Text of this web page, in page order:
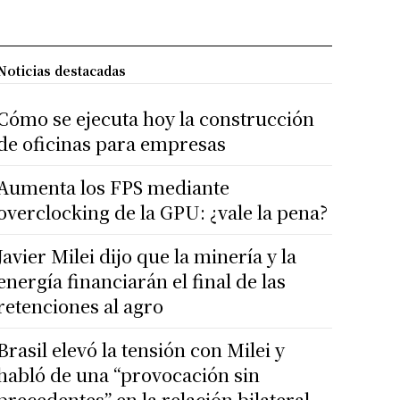
destacadas
se ejecuta hoy la construcción
oficinas para empresas
los FPS mediante
de la GPU: ¿vale la pena?
Milei dijo que la minería y la
financiarán el final de las
al agro
elevó la tensión con Milei y
de una “provocación sin